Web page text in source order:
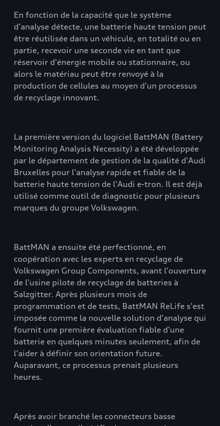
En fonction de la capacité que le système
d'analyse détecte, une batterie haute tension peut
être réutilisée dans un véhicule, en totalité ou en
partie, recevoir une seconde vie en tant que
réservoir d'énergie mobile ou stationnaire, ou
alors le matériau peut être renvoyé à la
production de cellules au moyen d'un processus
de recyclage innovant.
La première version du logiciel BattMAN (Battery
Monitoring Analysis Necessity) a été développée
par le département de gestion de la qualité d'Audi
Bruxelles pour l'analyse rapide et fiable de la
batterie haute tension de l'Audi e-tron. Il est déjà
utilisé comme outil de diagnostic pour plusieurs
marques du groupe Volkswagen.
BattMAN a ensuite été perfectionné, en
coopération avec les experts en recyclage de
Volkswagen Group Components, avant l'ouverture
de l'usine pilote de recyclage de batteries à
Salzgitter. Après plusieurs mois de
programmation et de tests, BattMAN ReLife s'est
imposée comme la nouvelle solution d'analyse qui
fournit une première évaluation fiable d'une
batterie en quelques minutes seulement, afin de
l'aider à définir son orientation future.
Auparavant, ce processus prenait plusieurs
heures.
Après avoir branché les connecteurs basse